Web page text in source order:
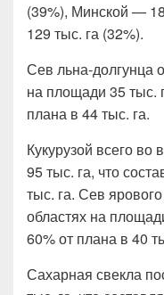
(39%), Минской —
129 тыс. га (32%).
Сев льна-долгунца
на площади 35 тыс.
плана в 44 тыс. га.
Кукурузой всего во
95 тыс. га, что
тыс. га. Сев
областях на
60% от плана в 40
Сахарная свекла